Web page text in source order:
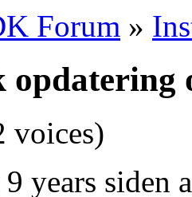
Forum »
opdatering
voices)
years siden